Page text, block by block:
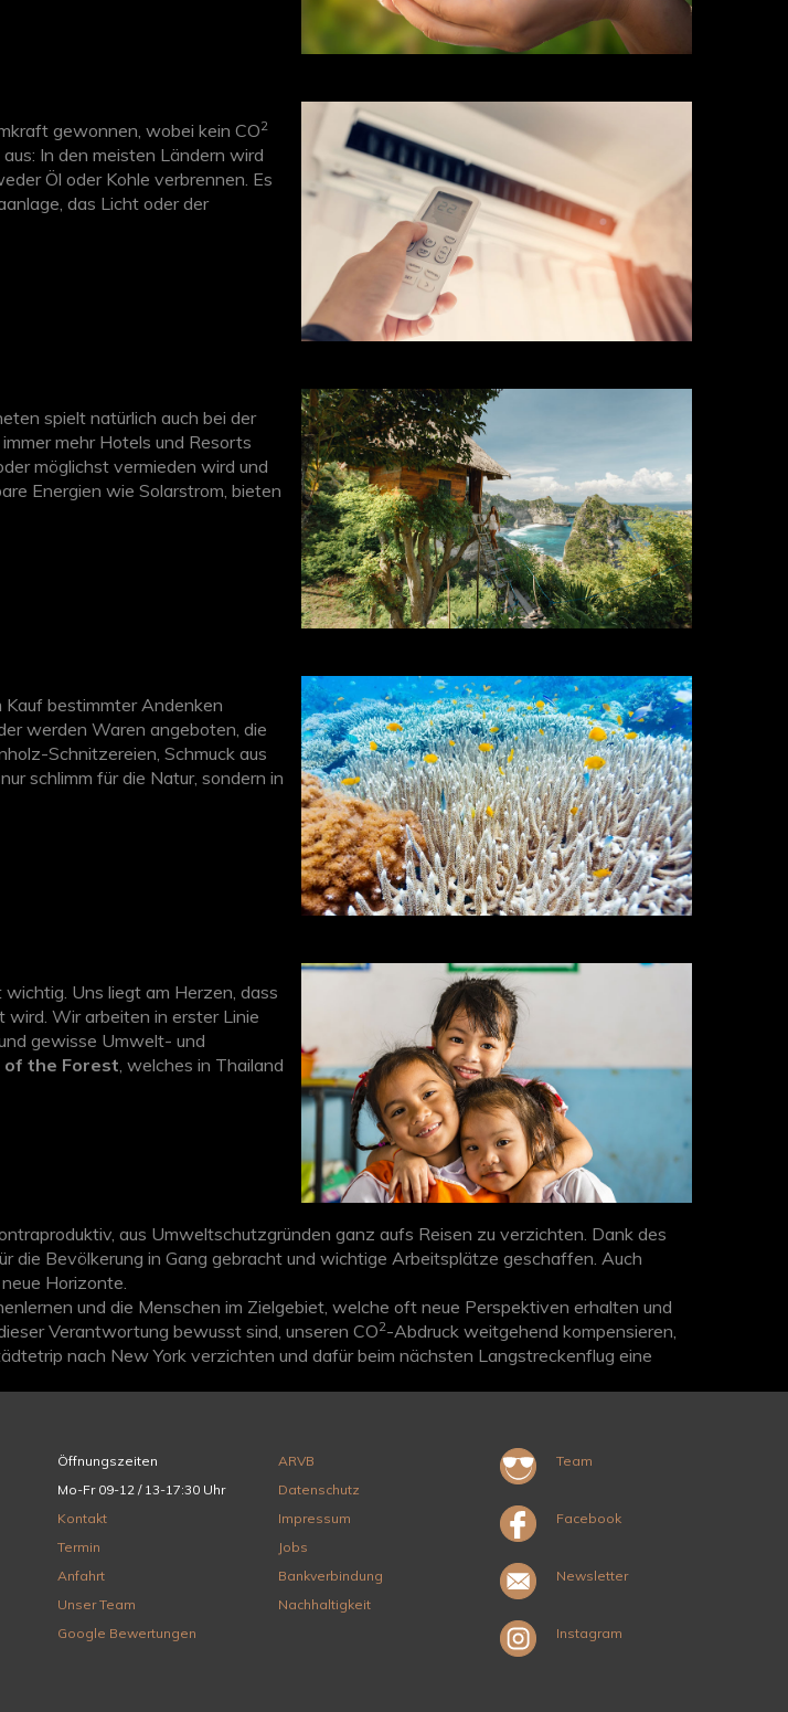
gewonnen, wobei kein CO2
In den meisten Ländern wird
Öl oder Kohle verbrennen. Es
das Licht oder der
spielt natürlich auch bei der
mehr Hotels und Resorts
möglichst vermieden wird und
Energien wie Solarstrom, bieten
Kauf bestimmter Andenken
werden Waren angeboten, die
Schnitzereien, Schmuck aus
schlimm für die Natur, sondern in
Uns liegt am Herzen, dass
wird. Wir arbeiten in erster Linie
gewisse Umwelt- und
of the Forest , welches in Thailand
aus Umweltschutzgründen ganz aufs Reisen zu verzichten. Dank des
die Bevölkerung in Gang gebracht und wichtige Arbeitsplätze geschaffen. Auch
Horizonte.
und die Menschen im Zielgebiet, welche oft neue Perspektiven erhalten und
Verantwortung bewusst sind, unseren CO2-Abdruck weitgehend kompensieren,
nach New York verzichten und dafür beim nächsten Langstreckenflug eine
Öffnungszeiten
Mo-Fr 09-12 / 13-17:30 Uhr
Kontakt
Termin
Anfahrt
Unser Team
Google Bewertungen
ARVB
Datenschutz
Impressum
Jobs
Bankverbindung
Nachhaltigkeit
Team
Facebook
Newsletter
Instagram